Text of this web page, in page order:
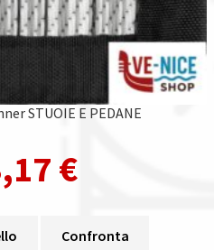
STUOIE E PEDANE
€
Confronta